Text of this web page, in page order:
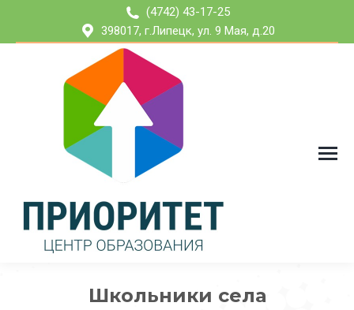
(4742) 43-17-25
398017, г.Липецк, ул. 9 Мая, д.20
Школьники села